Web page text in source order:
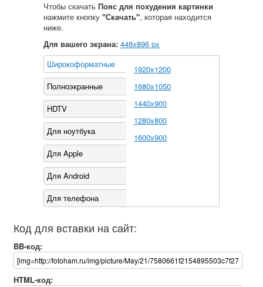
Чтобы скачать Пояс для похудения картинки
нажмите кнопку "Скачать", которая находится
ниже.
Для вашего экрана: 448х896 px
Широкоформатные
Полноэкранные
HDTV
Для ноутбука
Для Apple
Для Android
Для телефона
1920x1200
1680x1050
1440x900
1280x800
1600x900
Код для вставки на сайт:
BB-код:
HTML-код: